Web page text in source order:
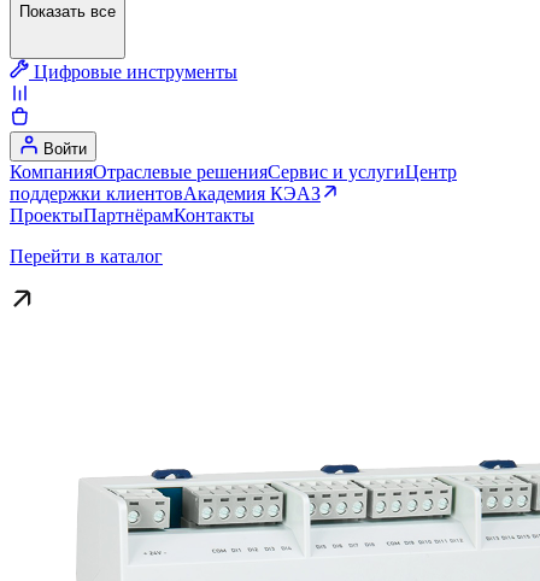
Показать все
Цифровые инструменты
Войти
КомпанияОтраслевые решенияСервис и услугиЦентр
поддержки клиентовАкадемия КЭАЗ
ПроектыПартнёрамКонтакты
Перейти в каталог